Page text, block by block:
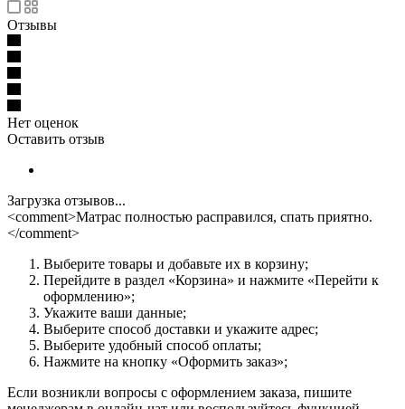
Отзывы
Нет оценок
Оставить отзыв
Загрузка отзывов...
<comment>Матрас полностью расправился, спать приятно.
</comment>
Выберите товары и добавьте их в корзину;
Перейдите в раздел «Корзина» и нажмите «Перейти к
оформлению»;
Укажите ваши данные;
Выберите способ доставки и укажите адрес;
Выберите удобный способ оплаты;
Нажмите на кнопку «Оформить заказ»;
Если возникли вопросы с оформлением заказа, пишите